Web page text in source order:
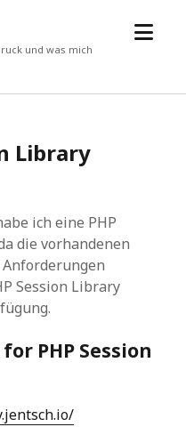
und was mich
Menü
Library
ich eine PHP
die vorhandenen
Session Library
PHP Session